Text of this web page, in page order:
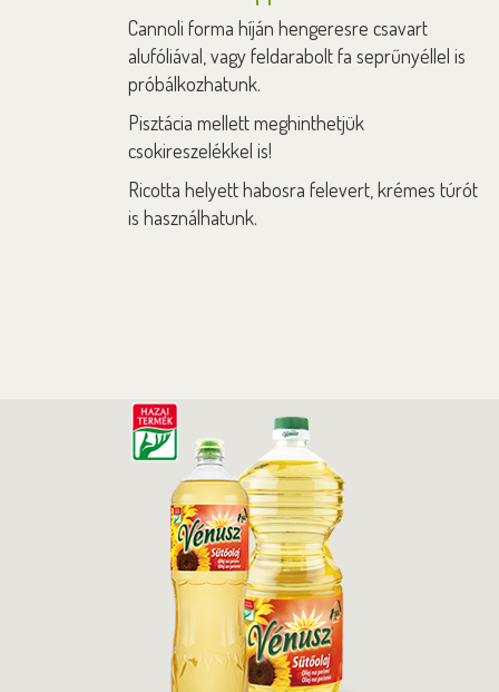
Cannoli forma híján hengeresre csavart
alufóliával, vagy feldarabolt fa seprűnyéllel is
próbálkozhatunk.
Pisztácia mellett meghinthetjük
csokireszelékkel is!
Ricotta helyett habosra felevert, krémes túrót
is használhatunk.